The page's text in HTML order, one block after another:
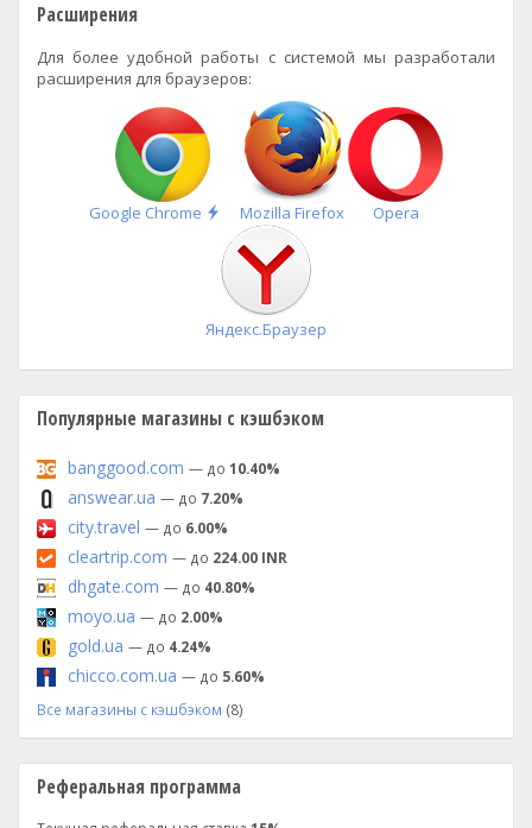
Расширения
Для более удобной работы с системой мы разработали
расширения для браузеров:
Google Chrome
Быстрая
установка
Mozilla Firefox Opera
Яндекс.Браузер
Популярные магазины с кэшбэком
banggood.com — до 10.40%
answear.ua — до 7.20%
city.travel — до 6.00%
cleartrip.com — до 224.00 INR
dhgate.com — до 40.80%
moyo.ua — до 2.00%
gold.ua — до 4.24%
chicco.com.ua — до 5.60%
Все магазины с кэшбэком (8)
Реферальная программа